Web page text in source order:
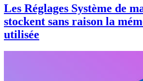
Les Réglages Système de
stockent sans raison la
utilisée